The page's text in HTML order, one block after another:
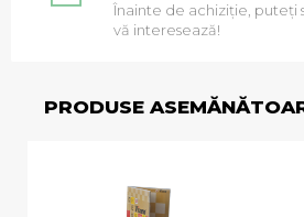
Înainte de achiziție, puteți
vă interesează!
PRODUSE